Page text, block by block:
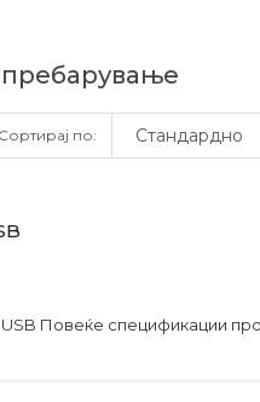
Сортирај по:
Повеќе спецификации